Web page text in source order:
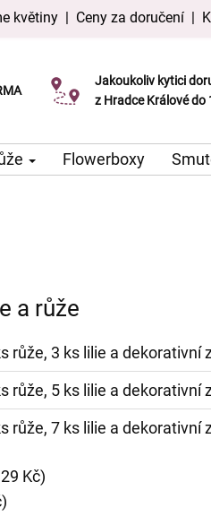
květiny | Ceny za doručení |
Jakoukoliv kytici
z Hradce Králové do
Možnost
Flowerboxy
a růže
růže, 3 ks lilie a dekorativní
růže, 5 ks lilie a dekorativní
růže, 7 ks lilie a dekorativní
Kč)